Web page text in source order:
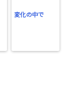
変化の中で